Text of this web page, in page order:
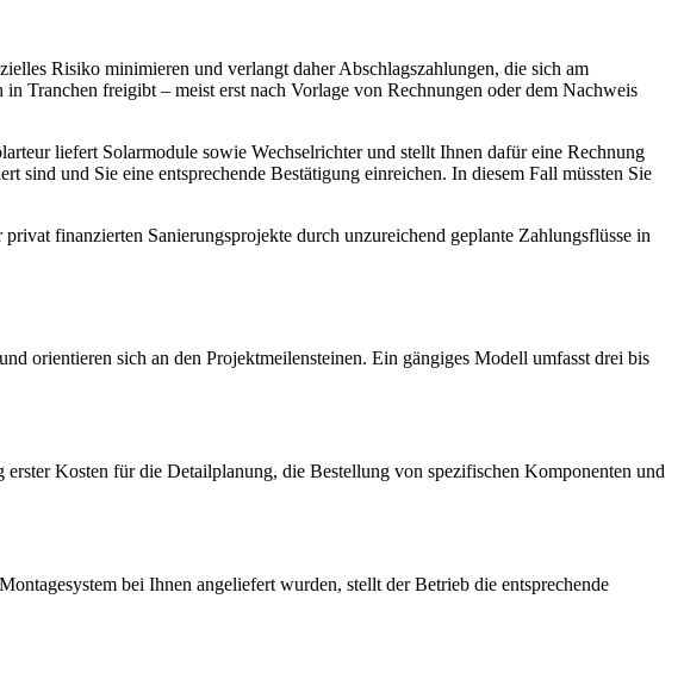
Risiko minimieren und verlangt daher Abschlagszahlungen, die sich am
Tranchen freigibt – meist erst nach Vorlage von Rechnungen oder dem Nachweis
liefert Solarmodule sowie Wechselrichter und stellt Ihnen dafür eine Rechnung
sind und Sie eine entsprechende Bestätigung einreichen. In diesem Fall müssten Sie
finanzierten Sanierungsprojekte durch unzureichend geplante Zahlungsflüsse in
orientieren sich an den Projektmeilensteinen. Ein gängiges Modell umfasst drei bis
Kosten für die Detailplanung, die Bestellung von spezifischen Komponenten und
bei Ihnen angeliefert wurden, stellt der Betrieb die entsprechende